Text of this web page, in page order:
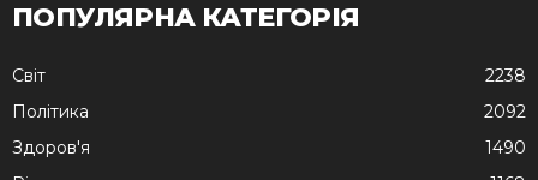
ПОПУЛЯРНА КАТЕГОРІЯ
Cвіт
2238
Політика
2092
Здоров'я
1490